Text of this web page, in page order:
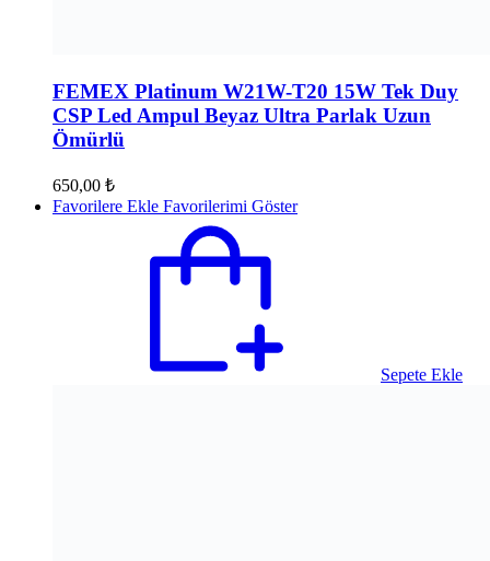
FEMEX Platinum W21W-T20 15W Tek Duy
CSP Led Ampul Beyaz Ultra Parlak Uzun
Ömürlü
650,00 ₺
Favorilere Ekle Favorilerimi Göster
Sepete Ekle